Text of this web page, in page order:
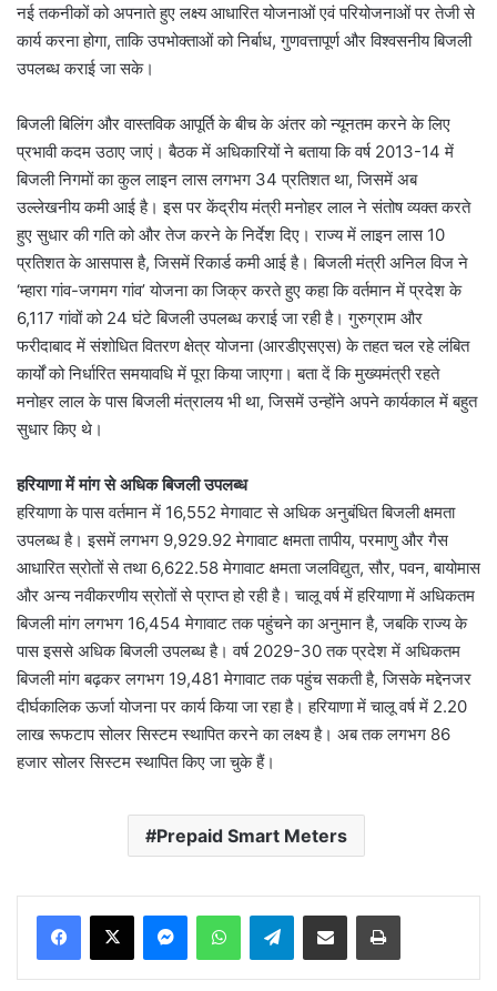
नई तकनीकों को अपनाते हुए लक्ष्य आधारित योजनाओं एवं परियोजनाओं पर तेजी से
कार्य करना होगा, ताकि उपभोक्ताओं को निर्बाध, गुणवत्तापूर्ण और विश्वसनीय बिजली
उपलब्ध कराई जा सके।
बिजली बिलिंग और वास्तविक आपूर्ति के बीच के अंतर को न्यूनतम करने के लिए
प्रभावी कदम उठाए जाएं। बैठक में अधिकारियों ने बताया कि वर्ष 2013-14 में
बिजली निगमों का कुल लाइन लास लगभग 34 प्रतिशत था, जिसमें अब
उल्लेखनीय कमी आई है। इस पर केंद्रीय मंत्री मनोहर लाल ने संतोष व्यक्त करते
हुए सुधार की गति को और तेज करने के निर्देश दिए। राज्य में लाइन लास 10
प्रतिशत के आसपास है, जिसमें रिकार्ड कमी आई है। बिजली मंत्री अनिल विज ने
‘म्हारा गांव-जगमग गांव’ योजना का जिक्र करते हुए कहा कि वर्तमान में प्रदेश के
6,117 गांवों को 24 घंटे बिजली उपलब्ध कराई जा रही है। गुरुग्राम और
फरीदाबाद में संशोधित वितरण क्षेत्र योजना (आरडीएसएस) के तहत चल रहे लंबित
कार्यों को निर्धारित समयावधि में पूरा किया जाएगा। बता दें कि मुख्यमंत्री रहते
मनोहर लाल के पास बिजली मंत्रालय भी था, जिसमें उन्होंने अपने कार्यकाल में बहुत
सुधार किए थे।
हरियाणा में मांग से अधिक बिजली उपलब्ध
हरियाणा के पास वर्तमान में 16,552 मेगावाट से अधिक अनुबंधित बिजली क्षमता
उपलब्ध है। इसमें लगभग 9,929.92 मेगावाट क्षमता तापीय, परमाणु और गैस
आधारित स्रोतों से तथा 6,622.58 मेगावाट क्षमता जलविद्युत, सौर, पवन, बायोमास
और अन्य नवीकरणीय स्रोतों से प्राप्त हो रही है। चालू वर्ष में हरियाणा में अधिकतम
बिजली मांग लगभग 16,454 मेगावाट तक पहुंचने का अनुमान है, जबकि राज्य के
पास इससे अधिक बिजली उपलब्ध है। वर्ष 2029-30 तक प्रदेश में अधिकतम
बिजली मांग बढ़कर लगभग 19,481 मेगावाट तक पहुंच सकती है, जिसके मद्देनजर
दीर्घकालिक ऊर्जा योजना पर कार्य किया जा रहा है। हरियाणा में चालू वर्ष में 2.20
लाख रूफटाप सोलर सिस्टम स्थापित करने का लक्ष्य है। अब तक लगभग 86
हजार सोलर सिस्टम स्थापित किए जा चुके हैं।
Prepaid Smart Meters
MessengerWhatsAppTelegramShare via Email Print